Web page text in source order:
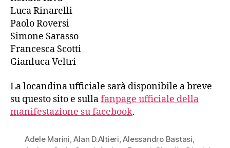
Luca Rinarelli
Paolo Roversi
Simone Sarasso
Francesca Scotti
Gianluca Veltri
La locandina ufficiale sarà disponibile a breve
su questo sito e sullafanpage ufficiale della
manifestazione su facebook.
Adele Marini ,Alan D.Altieri ,Alessandro Bastasi